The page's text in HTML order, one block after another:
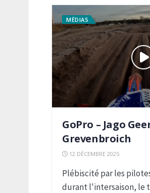
MÉDIAS
GoPro – Jago
Grevenbroich
12 DÉCEMBRE 2025
Plébiscité par les
durant l'intersaison, le